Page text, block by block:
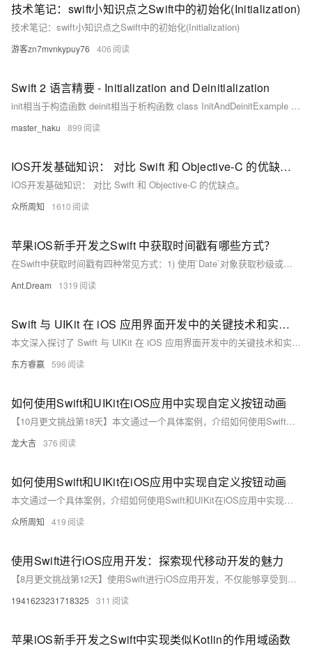
技术笔记：swift小知识点之Swift中的初始化(Initialization)
技术笔记：swift小知识点之Swift中的初始化(Initialization)
游客zn7mvnkypuy76 406
Swift 2 语言精要 - Initialization and Deinitialization
init相当于构造函数 deinit相当于析构函数 class InitAndDeinitExample { // Designated (i.e., main) initializer init () { print("I've been create...
master_haku 899
IOS开发基础知识： 对比 Swift 和 Objective-C 的优缺点。
IOS开发基础知识： 对比 Swift 和 Objective-C 的优缺点。
众所周知 1610
苹果iOS新手开发之Swift 中获取时间戳有哪些方式？
在Swift中获取时间戳有四种常见方式：1) 使用`Date`对象获取秒级或毫秒级时间戳；2) 通过`CFAbsoluteTimeGetCurrent`获取Core Foundation的秒数，需转换为Unix时间戳；3) 使用`DispatchTime.now()`获取纳秒级精度的调度时间点；4) `ProcessInfo`提供设备启动后的秒数，不表示绝对时间。不同方法适用于不同的精度和场景需求。
Ant.Dream 1319
Swift 与 UIKit 在 iOS 应用界面开发中的关键技术和实践方法
本文深入探讨了 Swift 与 UIKit 在 iOS 应用界面开发中的关键技术和实践方法。Swift 以其简洁、高效和类型安全的特点，结合 UIKit 丰富的组件和功能，为开发者提供了强大的工具。文章从 Swift 的语法优势、类型安全、编程模型以及与 UIKit 的集成，到 UIKit 的主要组件和功能，再到构建界面的实践技巧和实际案例分析，全面介绍了如何利用这些技术创建高质量的用户界面。
东方睿赢 596
如何使用Swift和UIKit在iOS应用中实现自定义按钮动画
【10月更文挑战第18天】本文通过一个具体案例，介绍如何使用Swift和UIKit在iOS应用中实现自定义按钮动画。当用户按下按钮时，按钮将从圆形变为椭圆形并从蓝色渐变为绿色；释放按钮时，动画恢复原状。通过UIView的动画方法和弹簧动画效果，实现平滑自然的动画过渡。
龙大吉 376
如何使用Swift和UIKit在iOS应用中实现自定义按钮动画
本文通过一个具体案例，介绍如何使用Swift和UIKit在iOS应用中实现自定义按钮动画。当用户点击按钮时，按钮将从圆形变为椭圆形，颜色从蓝色渐变到绿色；释放按钮时，动画以相反方式恢复。通过UIView的动画方法和弹簧动画效果，实现平滑自然的过渡。
众所周知 419
使用Swift进行iOS应用开发：探索现代移动开发的魅力
【8月更文挑战第12天】使用Swift进行iOS应用开发，不仅能够享受到Swift语言带来的简洁、快速、安全的编程体验，还能够充分利用iOS平台提供的丰富资源和强大功能。然而，iOS应用开发并非易事，需要开发者具备扎实的编程基础、丰富的实践经验和不断学习的精神。希望本文能够为您的iOS应用开发之旅提供一些有益的参考和帮助。
1941623231718325 311
苹果iOS新手开发之Swift中实现类似Kotlin的作用域函数